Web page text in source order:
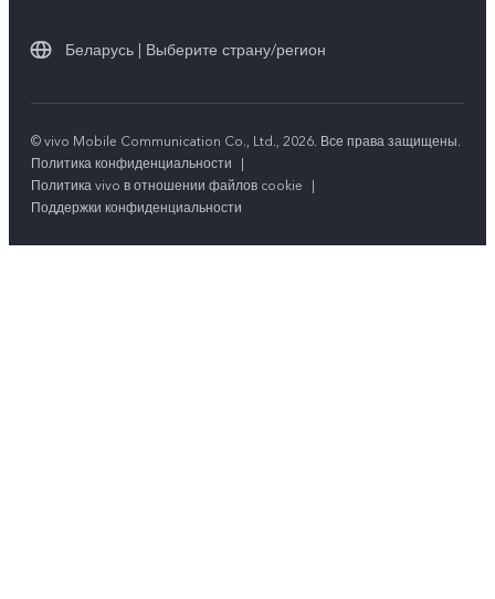
Беларусь | Выберите страну/регион
© vivo Mobile Communication Co., Ltd., 2026. Все права защищены.
Политика конфиденциальности
|
Политика vivo в отношении файлов cookie
|
Поддержки конфиденциальности